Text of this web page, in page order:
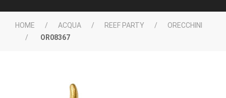
HOME ACQUA REEF PARTY
ORECCHINI
OR08367